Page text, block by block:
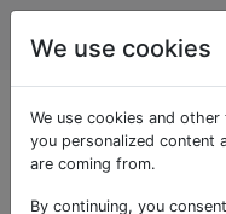
éviter le
We use cookies
We use cookies and
you personalized content
are coming from.
By continuing, you